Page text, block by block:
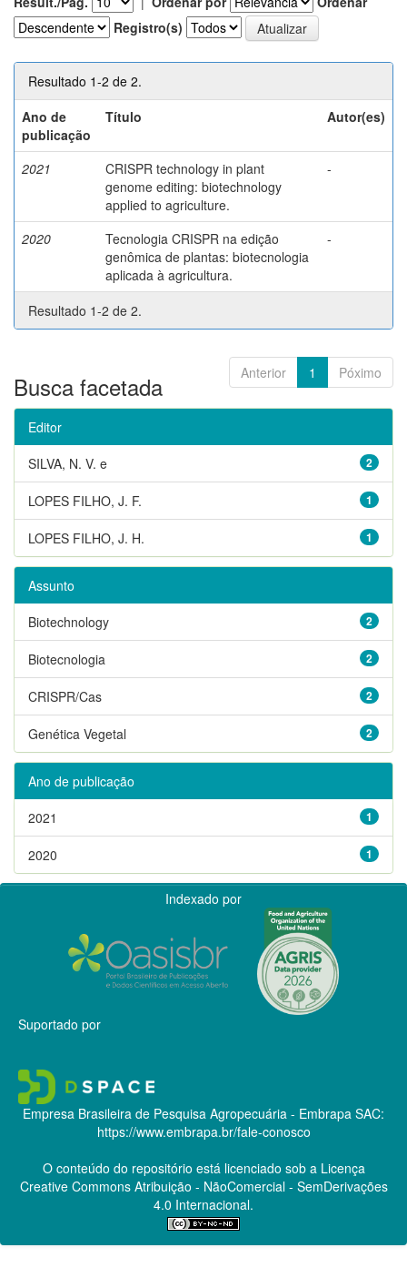
Registro(s)
Resultado 1-2 de 2.
Ano de
publicação
Título Autor(es)
2021
CRISPR technology in plant
genome editing: biotechnology
applied to agriculture.
-
2020
Tecnologia CRISPR na edição
genômica de plantas: biotecnologia
aplicada à agricultura.
-
Resultado 1-2 de 2.
Anterior 1 Póximo
Busca facetada
Editor
2
SILVA, N. V. e
1
LOPES FILHO, J. F.
1
LOPES FILHO, J. H.
Assunto
2
Biotechnology
2
Biotecnologia
2
CRISPR/Cas
2
Genética Vegetal
Ano de publicação
1
2021
1
2020
Indexado por
Suportado por
Empresa Brasileira de Pesquisa Agropecuária - Embrapa SAC:
https://www.embrapa.br/fale-conosco
O conteúdo do repositório está licenciado sob a Licença
Creative CommonsAtribuição - NãoComercial - SemDerivações
4.0 Internacional.